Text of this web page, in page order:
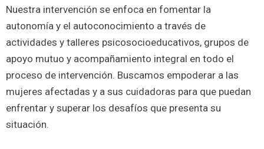
Nuestra intervención se enfoca en fomentar la
autonomía y el autoconocimiento a través de
actividades y talleres psicosocioeducativos, grupos de
apoyo mutuo y acompañamiento integral en todo el
proceso de intervención. Buscamos empoderar a las
mujeres afectadas y a sus cuidadoras para que puedan
enfrentar y superar los desafíos que presenta su
situación.